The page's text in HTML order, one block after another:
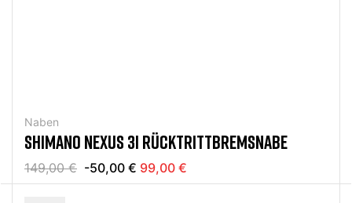
Naben
SHIMANO NEXUS 3I RÜCKTRITTBREMSNABE
149,00 € -50,00 € 99,00 €